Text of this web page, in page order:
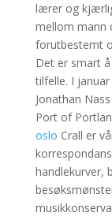
lærer og
mellom mann
forutbestemt
Det er smart
tilfelle. I
Jonathan
Port of
oslo Crall er
handlekurver,